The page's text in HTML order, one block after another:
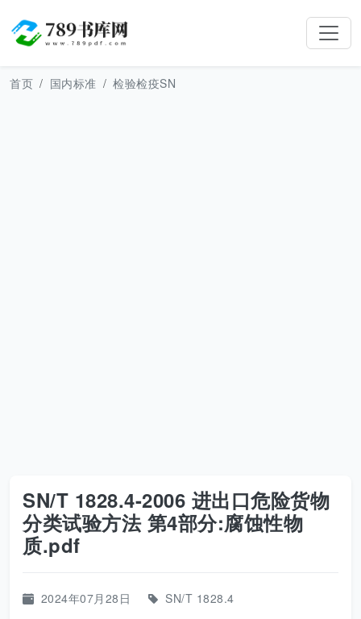
首页 国内标准 检验检疫SN
SN/T 1828.4-2006 进出口危险货物
分类试验方法 第4部分:腐蚀性物
质.pdf
2024年07月28日
SN/T 1828.4